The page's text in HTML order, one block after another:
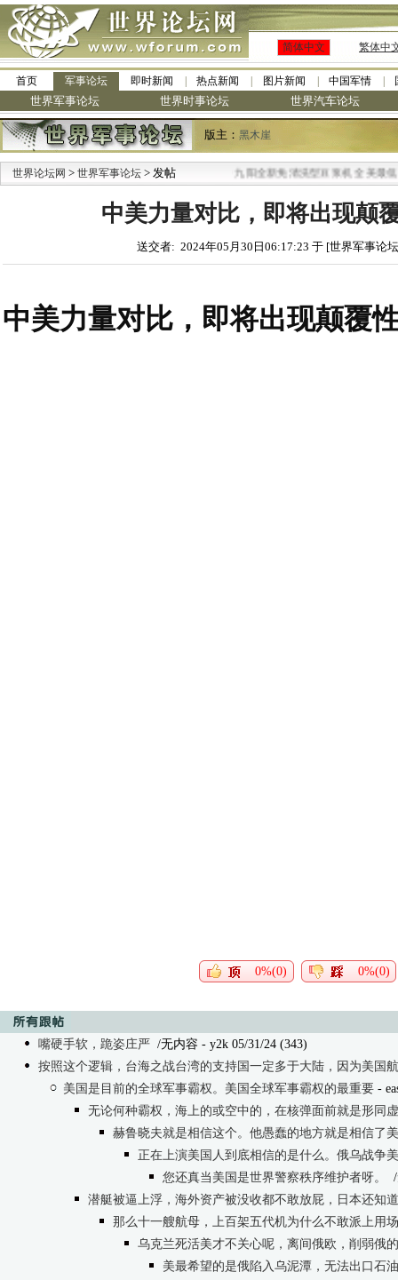
简体中文 繁体中
首页 军事论坛 即时新闻 热点新闻 图片新闻 中国军情
世界军事论坛 世界时事论坛 世界汽车论坛
版主： 黑木崖
世界论坛网 > 世界军事论坛 > 发帖 九阳全新免清洗型豆浆机 全美最低
中美力量对比，即将出现颠
送交者: 2024年05月30日06:17:23 于 [世界军事论
中美力量对比，即将出现颠覆
0%(0) 0%(0)
嘴硬手软，跪姿庄严 /无内容 - y2k 05/31/24 (343)
按照这个逻辑，台海之战台湾的支持国一定多于大陆，因为美国
美国是目前的全球军事霸权。美国全球军事霸权的最重要 -
无论何种霸权，海上的或空中的，在核弹面前就是形同
赫鲁晓夫就是相信这个。他愚蠢的地方就是相信了
正在上演美国人到底相信的是什么。俄乌战争
您还真当美国是世界警察秩序维护者呀。
潜艇被逼上浮，海外资产被没收都不敢放屁，日本还知
那么十一艘航母，上百架五代机为什么不敢派上用
乌克兰死活美才不关心呢，离间俄欧，削弱俄
美最希望的是俄陷入乌泥潭，无法出口石